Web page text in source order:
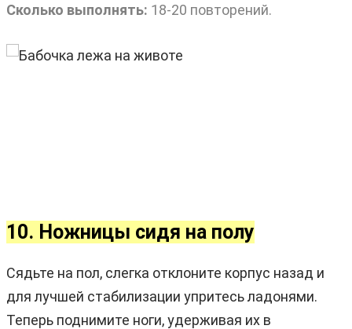
Сколько выполнять: 18-20 повторений.
10. Ножницы сидя на полу
Сядьте на пол, слегка отклоните корпус назад и
для лучшей стабилизации упритесь ладонями.
Теперь поднимите ноги, удерживая их в